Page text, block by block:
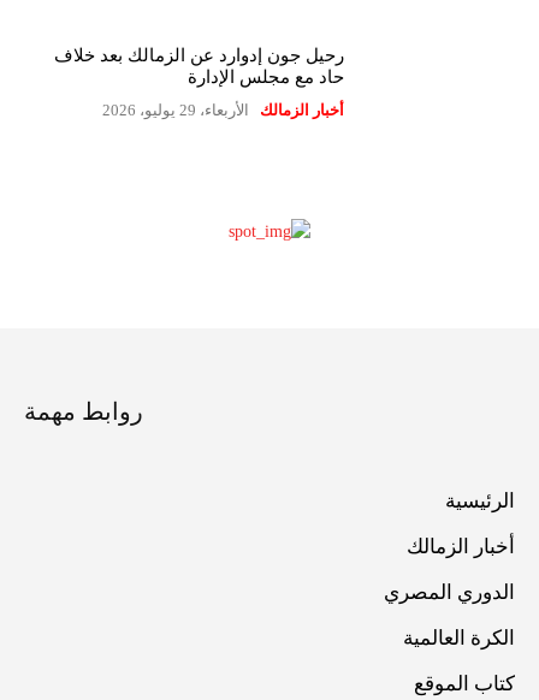
رحيل جون إدوارد عن الزمالك بعد خلاف
حاد مع مجلس الإدارة
أخبار الزمالك الأربعاء، 29 يوليو، 2026
روابط مهمة
الرئيسية
أخبار الزمالك
الدوري المصري
الكرة العالمية
كتاب الموقع